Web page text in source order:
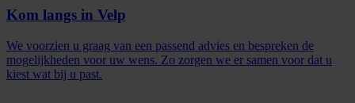
Kom langs in Velp
We voorzien u graag van een passend advies en bespreken de
mogelijkheden voor uw wens. Zo zorgen we er samen voor dat u
kiest wat bij u past.